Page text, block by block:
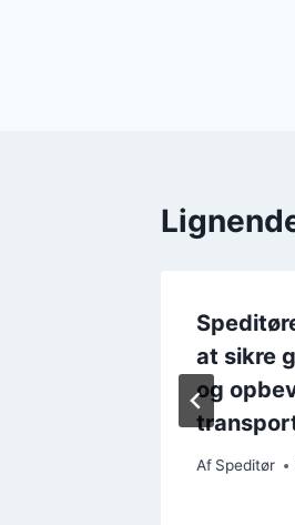
at sikre
og
Af Speditør